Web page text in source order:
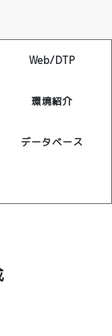
Web/DTP
環境紹介
データベース